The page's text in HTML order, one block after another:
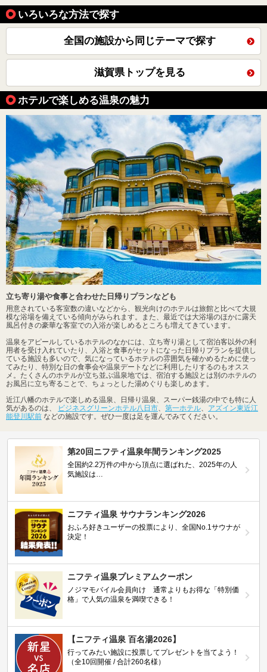
いろいろな方法で探す
全国の施設から同じテーマで探す
滋賀県トップを見る
ホテルで楽しめる温泉の魅力
立ち寄り湯や食事と合わせた日帰りプランなども
用意されている客室数の違いなどから、観光向けのホテルは旅館と比べて大規
模な浴場を備えている傾向がみられます。また、最近では大浴場のほかに露天
風呂付きの豪華な客室での入浴が楽しめるところも増えてきています。
温泉をアピールしているホテルのなかには、立ち寄り湯として宿泊客以外の利
用者を受け入れていたり、入浴と食事がセットになった日帰りプランを提供し
ている施設も多いので、気になっているホテルの雰囲気を確かめるために使っ
てみたり、特別な日の食事会や温泉デートなどに利用したりするのもオスス
メ。たくさんのホテルが立ち並ぶ温泉地では、宿泊する施設とは別のホテルの
お風呂に立ち寄ることで、ちょっとした湯めぐりも楽しめます。
近江八幡のホテルで楽しめる温泉、日帰り温泉、スーパー銭湯の中でも特に人
気があるのは、
ビジネスグリーンホテル八日市、 第一ホテル、 アズイン東近江
能登川駅前 などの施設です。ぜひ一度は足を運んでみてください。
第20回ニフティ温泉年間ランキング2025
全国約2.2万件の中から頂点に選ばれた、2025年の人
気施設は…
ニフティ温泉 サウナランキング2026
おふろ好きユーザーの投票により、全国No.1サウナが
決定！
ニフティ温泉プレミアムクーポン
ノジマモバイル会員向け 通常よりもお得な「特別価
格」で人気の温泉を満喫できる！
【ニフティ温泉 百名湯2026】
行ってみたい施設に投票してプレゼントを当てよう！
（全10回開催 / 合計260名様）